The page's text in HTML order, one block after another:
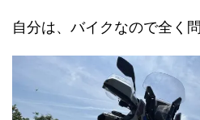
自分は、バイクなので全く